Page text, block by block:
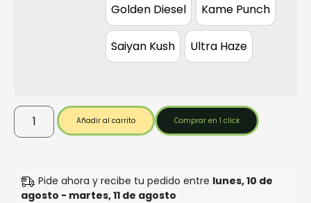
Golden Diesel
Golden Diesel
Kame Punch
Kame Punch
Saiyan Kush
Saiyan Kush
Ultra Haze
Ultra Haze
Añadir al carrito Comprar en 1 click
Pide ahora y recibe tu pedido entre lunes, 10 de
agosto - martes, 11 de agosto